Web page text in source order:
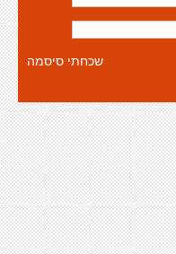
שכחתי סיסמה